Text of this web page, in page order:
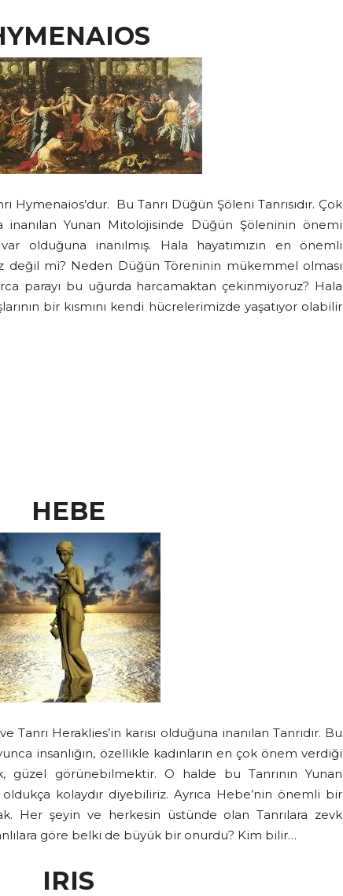
Hymenaios’dur. Bu Tanrı Düğün Şöleni Tanrısıdır. Çok
Yunan Mitolojisinde Düğün Şöleninin önemi
olduğuna inanılmış. Hala hayatımızın en önemli
değil mi? Neden Düğün Töreninin mükemmel olması
parayı bu uğurda harcamaktan çekinmiyoruz? Hala
bir kısmını kendi hücrelerimizde yaşatıyor olabilir
HEBE
Tanrı Heraklies’in karısı olduğuna inanılan Tanrıdır. Bu
insanlığın, özellikle kadınların en çok önem verdiği
güzel görünebilmektir. O halde bu Tanrının Yunan
kolaydır diyebiliriz. Ayrıca Hebe’nin önemli bir
Her şeyin ve herkesin üstünde olan Tanrılara zevk
göre belki de büyük bir onurdu? Kim bilir…
IRIS